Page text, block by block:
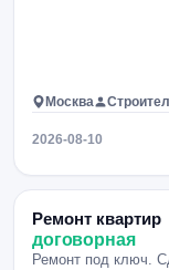
Москва
2026-08-10
Ремонт квартир
договорная
Ремонт под ключ.